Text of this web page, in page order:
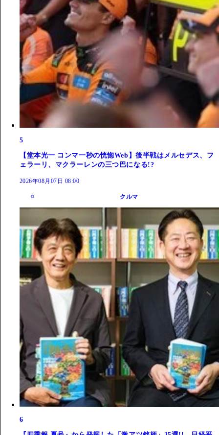
5
【堂本光一 コンマ一秒の恍惚Web】後半戦はメルセデス、フ
ェラーリ、マクラーレンの三つ巴になる!?
2026年08月07日 08:00
クルマ
6